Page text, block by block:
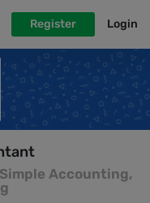
Register Login
Accounting,